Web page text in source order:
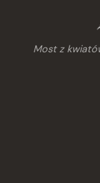
Most z